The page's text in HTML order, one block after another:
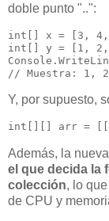
doble punto "..":
int[] x = [3,
int[] y = [1,
Y, por supuesto,
Además, la
el que decida la
colección, lo
de CPU y